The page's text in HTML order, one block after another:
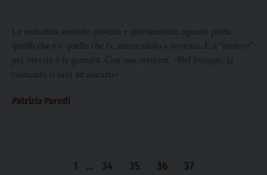
La comunità secondo giovani e giovanissimi: ognuno porta
quello che è e quello che fa, mettendolo a servizio. E il "motore"
per viverla è la gratuità. Con una certezza: «Nel bisogno, la
comunità ci sarà ad aiutarti»
Patrizia Parodi
1 … 34 35 36 37